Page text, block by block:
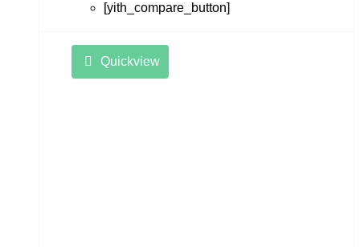
[yith_compare_button]
Quickview